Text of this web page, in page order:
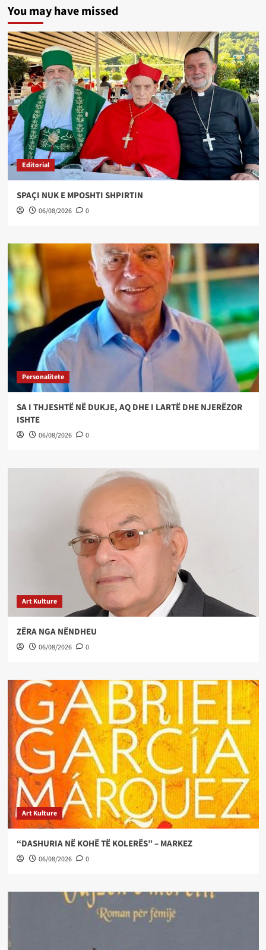
You may have missed
Editorial
SPAÇI NUK E MPOSHTI SHPIRTIN
06/08/2026 0
Personalitete
SA I THJESHTË NË DUKJE, AQ DHE I LARTË DHE NJERËZOR
ISHTE
06/08/2026 0
Art Kulture
ZËRA NGA NËNDHEU
06/08/2026 0
Art Kulture
“DASHURIA NË KOHË TË KOLERËS” – MARKEZ
06/08/2026 0